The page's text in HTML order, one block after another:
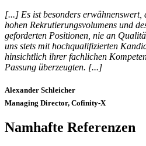
[...] Es ist besonders
hohen Rekrutierungsvolumens und
geforderten Positionen, nie an
uns stets mit hochqualifizierten
hinsichtlich ihrer fachlichen
Passung überzeugten. [...]
Alexander Schleicher
Managing Director, Cofinity-X
Namhafte Referenzen